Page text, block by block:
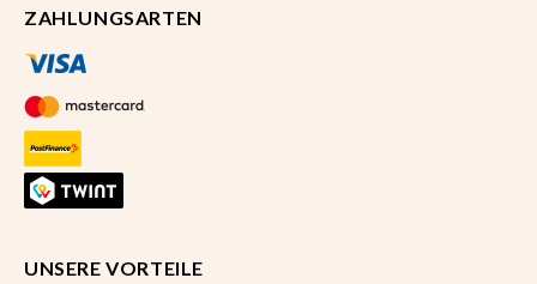
ZAHLUNGSARTEN
UNSERE VORTEILE